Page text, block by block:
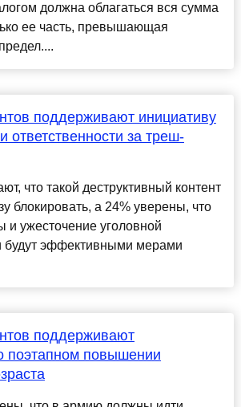
должна облагаться вся сумма
ее часть, превышающая
поддерживают инициативу
ответственности за треш-
что такой деструктивный контент
блокировать, а 24% уверены, что
ужесточение уголовной
будут эффективными мерами
поддерживают
поэтапном повышении